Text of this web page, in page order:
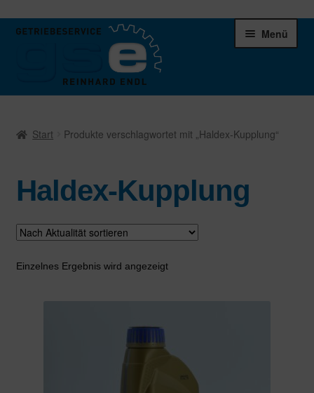
Zur
Zum
Menü
Schaltgetriebe
Verteilergetriebe
Warenkorb
Start Produkte verschlagwortet mit „Haldex-Kupplung“
Haldex-Kupplung
Einzelnes Ergebnis wird angezeigt